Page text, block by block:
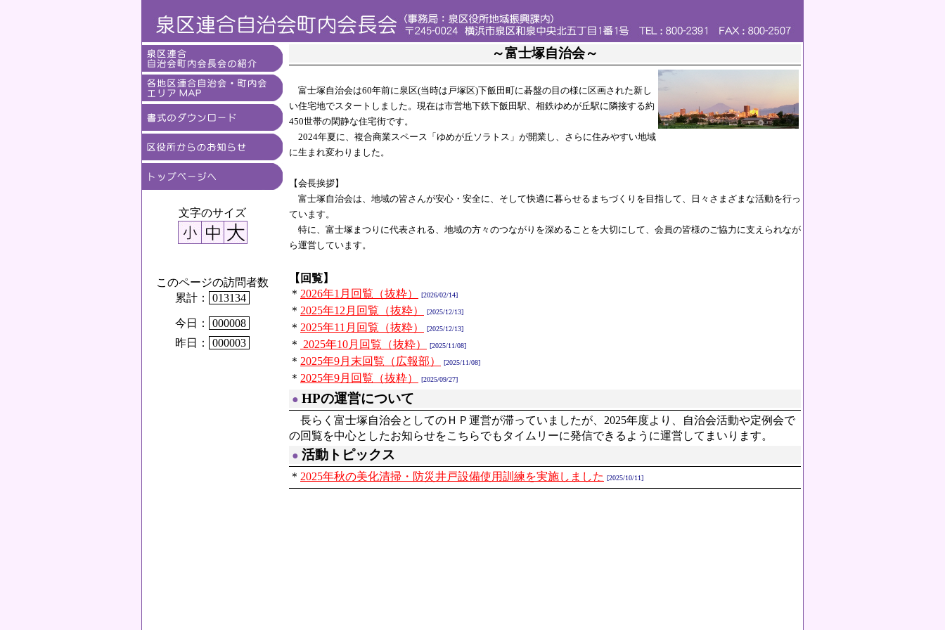
文字のサイズ
このページの訪問者数
累計：
013134
今日：
000008
昨日：
000003
～富士塚自治会～
富士塚自治会は60年前に泉区(当時は戸塚区)下飯田町に碁盤の目の様に区画された新し
い住宅地でスタートしました。現在は市営地下鉄下飯田駅、相鉄ゆめが丘駅に隣接する約
450世帯の閑静な住宅街です。
2024年夏に、複合商業スペース「ゆめが丘ソラトス」が開業し、さらに住みやすい地域
に生まれ変わりました。
【会長挨拶】
富士塚自治会は、地域の皆さんが安心・安全に、そして快適に暮らせるまちづくりを目指して、日々さまざまな活動を行っ
ています。
特に、富士塚まつりに代表される、地域の方々のつながりを深めることを大切にして、会員の皆様のご協力に支えられなが
ら運営しています。
【回覧】
＊ 2026年1月回覧（抜粋） [2026/02/14]
＊ 2025年12月回覧（抜粋） [2025/12/13]
＊ 2025年11月回覧（抜粋） [2025/12/13]
＊ 2025年10月回覧（抜粋） [2025/11/08]
＊ 2025年9月末回覧（広報部） [2025/11/08]
＊ 2025年9月回覧（抜粋） [2025/09/27]
● HPの運営について
長らく富士塚自治会としてのＨＰ運営が滞っていましたが、2025年度より、自治会活動や定例会で
の回覧を中心としたお知らせをこちらでもタイムリーに発信できるように運営してまいります。
● 活動トピックス
＊ 2025年秋の美化清掃・防災井戸設備使用訓練を実施しました [2025/10/11]